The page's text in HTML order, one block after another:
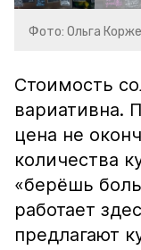
Фото: Ольга
Стоимость
вариативна.
цена не
количества
«берёшь
работает
предлагают